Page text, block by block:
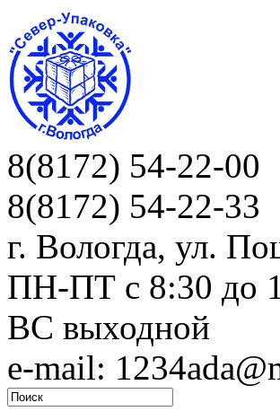
8(8172) 54-22-00
8(8172) 54-22-33
г. Вологда, ул.
ПН-ПТ c 8:30 до
ВС выходной
e-mail: